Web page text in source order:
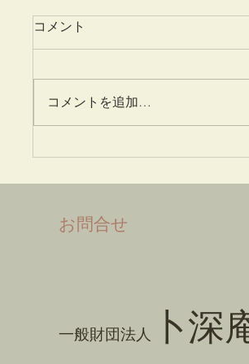
姫百合
コメント
コメントを追加…
​お問合せ
一般財団法人 卜深